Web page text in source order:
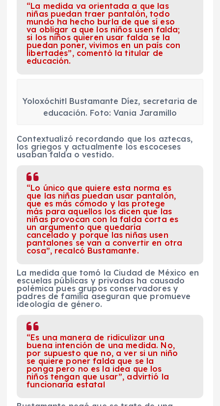
“La medida va orientada a que las
niñas puedan traer pantalón, todo
mundo ha hecho burla de que sí eso
va obligar a que los niños usen falda;
si los niños quieren usar falda se la
puedan poner, vivimos en un país con
libertades”, comentó la titular de
educación.
Yoloxóchitl Bustamante Díez, secretaria de
educación. Foto: Vania Jaramillo
Contextualizó recordando que los aztecas,
los griegos y actualmente los escoceses
usaban falda o vestido.
“Lo único que quiere esta norma es
que las niñas puedan usar pantalón,
que es más cómodo y las protege
más para aquellos los dicen que las
niñas provocan con la falda corta es
un argumento que quedaría
cancelado y porque las niñas usen
pantalones se van a convertir en otra
cosa”, recalcó Bustamante.
La medida que tomó la Ciudad de México en
escuelas públicas y privadas ha causado
polémica pues grupos conservadores y
padres de familia aseguran que promueve
ideología de género.
“Es una manera de ridiculizar una
buena intención de una medida. No,
por supuesto que no, a ver si un niño
se quiere poner falda que se la
ponga pero no es la idea que los
niños tengan que usar”, advirtió la
funcionaria estatal